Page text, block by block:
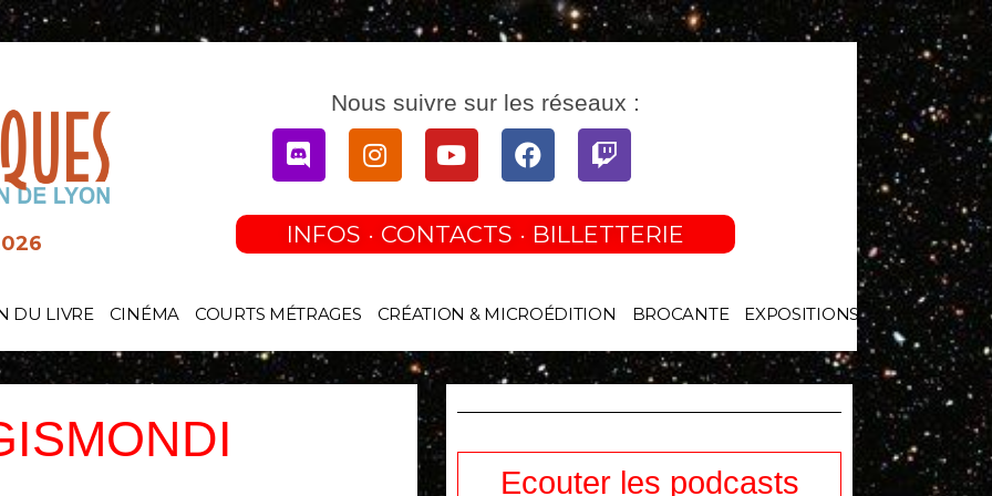
Nous suivre sur les réseaux :
DiscordInstagramYoutubeFacebookTwitch
INFOS · CONTACTS · BILLETTERIE
DU LIVRE CINÉMA COURTS MÉTRAGES CRÉATION & MICROÉDITION BROCANTE EXPOSITIONS
Ecouter les podcasts